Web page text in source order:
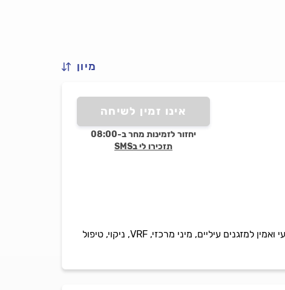
מיון
אינו זמין לשיחה
יחזור לזמינות מחר ב-08:00
תזכירו לי בSMS
א.מ מערכות מיזוג אוויר מתמחים בהתקנה, תיקון, מכירה ותחזוקה של כל סוגי המזגנים. שירות מקצועי ואמין למזגנים עיליים, מיני מרכזי, VRF, ניקוי, טיפול